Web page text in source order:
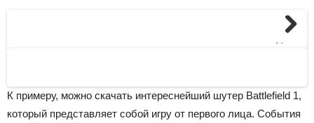
Next
К примеру, можно скачать интереснейший шутер Battlefield 1,
который представляет собой игру от первого лица. События